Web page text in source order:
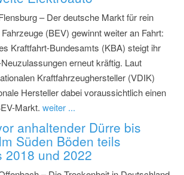
– Der deutsche Markt für rein
(BEV) gewinnt weiter an Fahrt:
Kraftfahrt-Bundesamts (KBA) steigt ihr
erneut kräftig. Laut
Kraftfahrzeughersteller (VDIK)
Hersteller dabei voraussichtlich einen
Markt. weiter ...
anhaltender Dürre bis
Süden Böden teils
2018 und 2022